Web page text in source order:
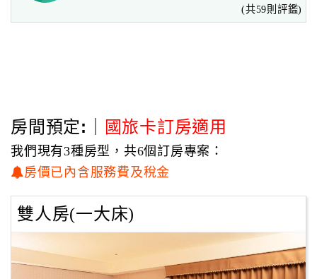
(共59則評鑑)
房間預定:｜ 國旅卡訂房適用
我們現有3種房型，共6個訂房專案：
房價已內含服務費及稅金
雙人房(一大床)